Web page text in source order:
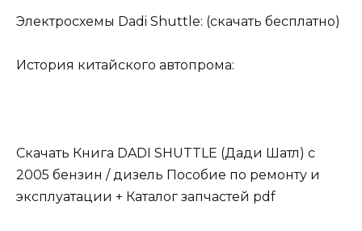
Электросхемы Dadi Shuttle: (скачать бесплатно)
История китайского автопрома:
Скачать Книга DADI SHUTTLE (Дади Шатл) с
2005 бензин / дизель Пособие по ремонту и
эксплуатации + Каталог запчастей pdf